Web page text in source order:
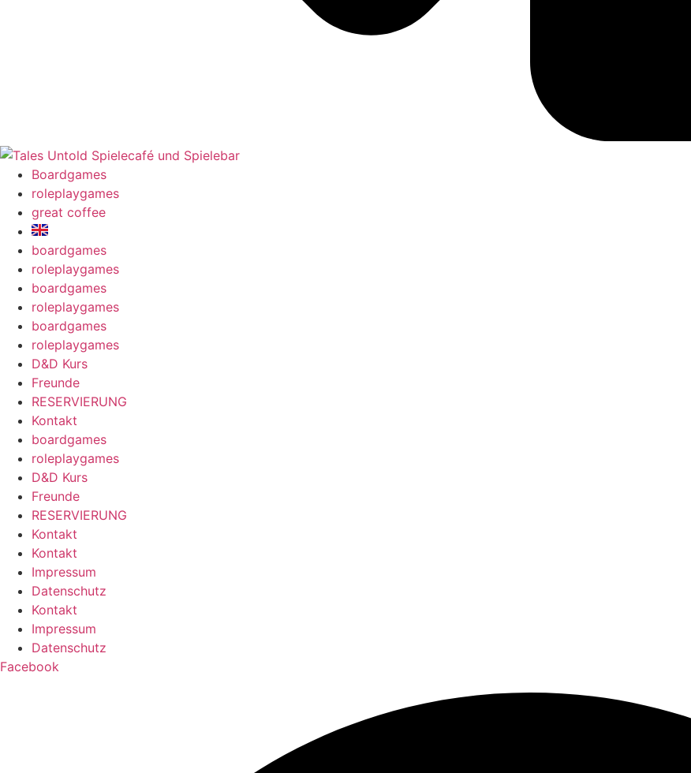
Boardgames
roleplaygames
great coffee
boardgames
roleplaygames
boardgames
roleplaygames
boardgames
roleplaygames
D&D Kurs
Freunde
RESERVIERUNG
Kontakt
boardgames
roleplaygames
D&D Kurs
Freunde
RESERVIERUNG
Kontakt
Kontakt
Impressum
Datenschutz
Kontakt
Impressum
Datenschutz
Facebook